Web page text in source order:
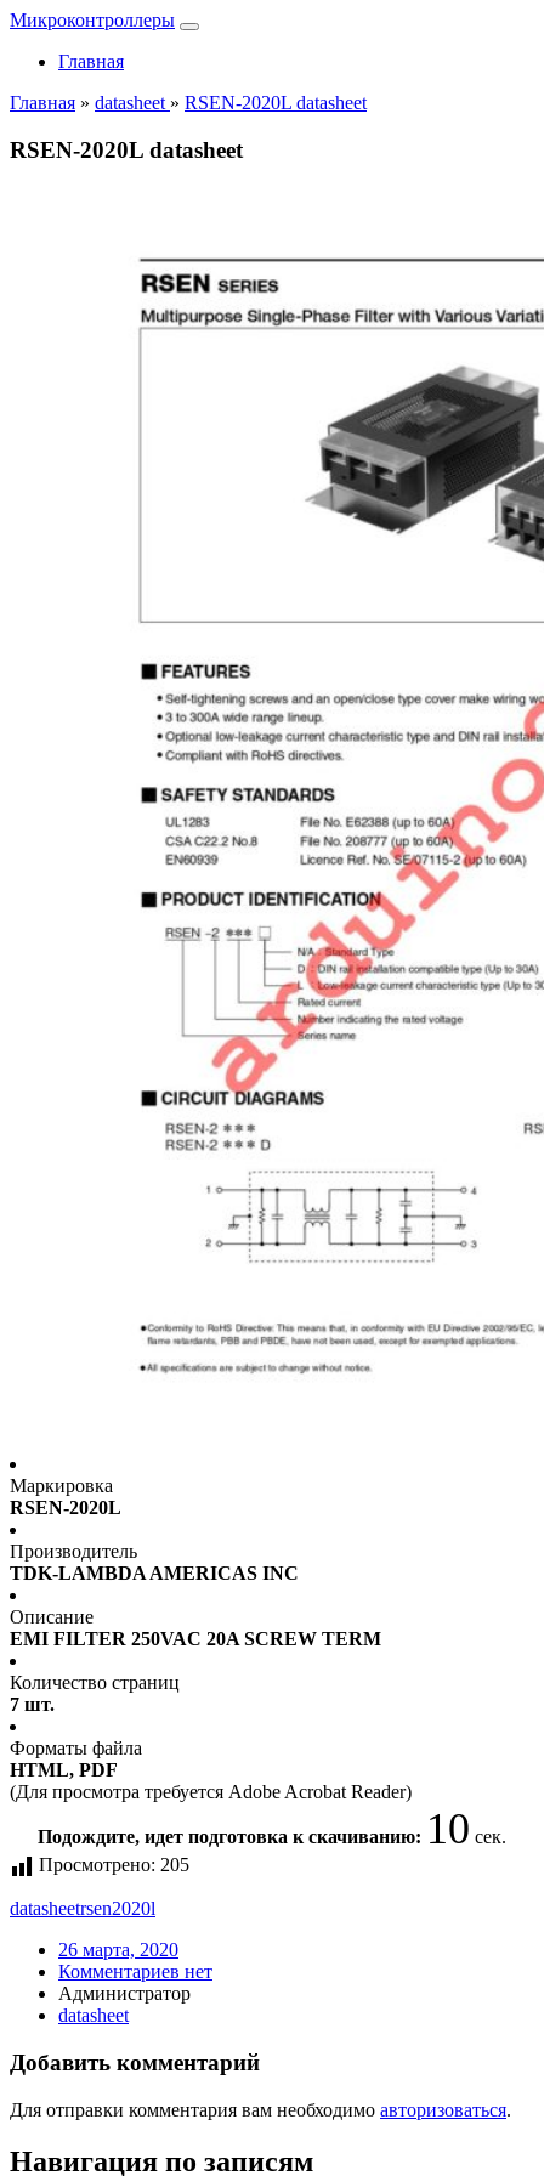
Микроконтроллеры
Главная
Главная » datasheet » RSEN-2020L datasheet
RSEN-2020L datasheet
Маркировка
RSEN-2020L
Производитель
TDK-LAMBDA AMERICAS INC
Описание
EMI FILTER 250VAC 20A SCREW TERM
Количество страниц
7 шт.
Форматы файла
HTML, PDF
(Для просмотра требуется Adobe Acrobat Reader)
Подождите, идет подготовка к скачиванию: 10 сек.
Просмотрено: 205
datasheetrsen2020l
26 марта, 2020
Комментариев нет
Администратор
datasheet
Добавить комментарий
Для отправки комментария вам необходимо авторизоваться.
Навигация по записям